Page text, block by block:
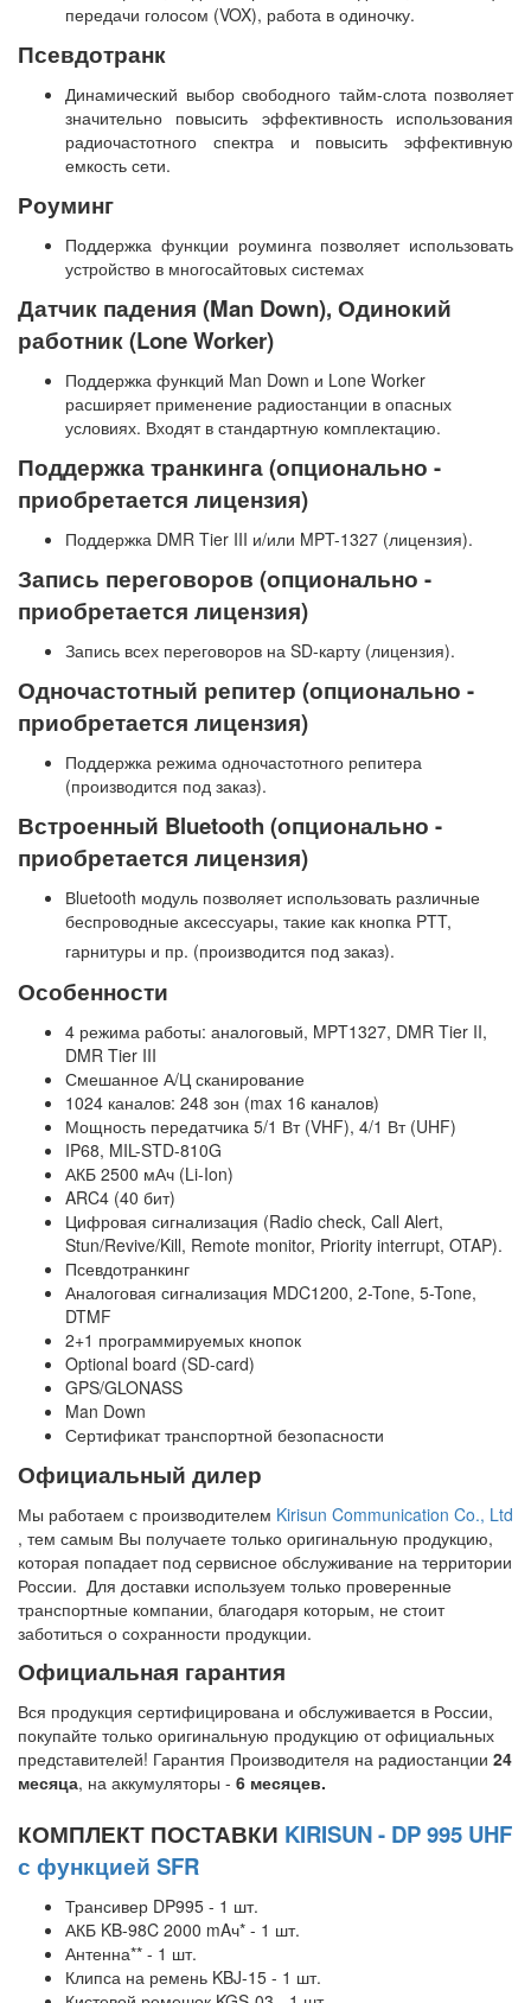
передачи голосом (VOX), работа в одиночку.
Псевдотранк
Динамический выбор свободного тайм-слота позволяет
значительно повысить эффективность использования
радиочастотного спектра и повысить эффективную
емкость сети.
Роуминг
Поддержка функции роуминга позволяет использовать
устройство в многосайтовых системах
Датчик падения (Man Down), Одинокий
работник (Lone Worker)
Поддержка функций Man Down и Lone Worker
расширяет применение радиостанции в опасных
условиях. Входят в стандартную комплектацию.
Поддержка транкинга (опционально -
приобретается лицензия)
Поддержка DMR Tier III и/или MPT-1327 (лицензия).
Запись переговоров (опционально -
приобретается лицензия)
Запись всех переговоров на SD-карту (лицензия).
Одночастотный репитер (опционально -
приобретается лицензия)
Поддержка режима одночастотного репитера
(производится под заказ).
Встроенный Bluetooth (опционально -
приобретается лицензия)
Вluetooth модуль позволяет использовать различные
беспроводные аксессуары, такие как кнопка PTT,
гарнитуры и пр. (производится под заказ).
Особенности
4 режима работы: аналоговый, MPT1327, DMR Tier II,
DMR Tier III
Смешанное А/Ц сканирование
1024 каналов: 248 зон (max 16 каналов)
Мощность передатчика 5/1 Вт (VHF), 4/1 Вт (UHF)
IP68, MIL-STD-810G
АКБ 2500 мАч (Li-Ion)
ARC4 (40 бит)
Цифровая сигнализация (Radio check, Call Alert,
Stun/Revive/Kill, Remote monitor, Priority interrupt, OTAP).
Псевдотранкинг
Аналоговая сигнализация MDC1200, 2-Tone, 5-Tone,
DTMF
2+1 программируемых кнопок
Optional board (SD-card)
GPS/GLONASS
Man Down
Сертификат транспортной безопасности
Официальный дилер
Мы работаем с производителем Kirisun Communication Co., Ltd
, тем самым Вы получаете только оригинальную продукцию,
которая попадает под сервисное обслуживание на территории
России. Для доставки используем только проверенные
транспортные компании, благодаря которым, не стоит
заботиться о сохранности продукции.
Официальная гарантия
Вся продукция сертифицирована и обслуживается в России,
покупайте только оригинальную продукцию от официальных
представителей! Гарантия Производителя на радиостанции 24
месяца, на аккумуляторы - 6 месяцев.
КОМПЛЕКТ ПОСТАВКИ KIRISUN - DP 995 UHF
с функцией SFR
Трансивер DP995 - 1 шт.
АКБ KB-98C 2000 mAч* - 1 шт.
Антенна** - 1 шт.
Клипса на ремень KBJ-15 - 1 шт.